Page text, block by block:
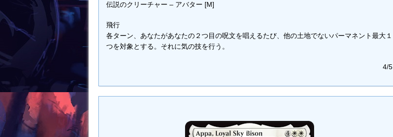
伝説のクリーチャー – アバター [M]
飛行
各ターン、あなたがあなたの２つ目の呪文を唱えるたび、他の土地でないパーマネント最大１
つを対象とする。それに気の技を行う。
4/5